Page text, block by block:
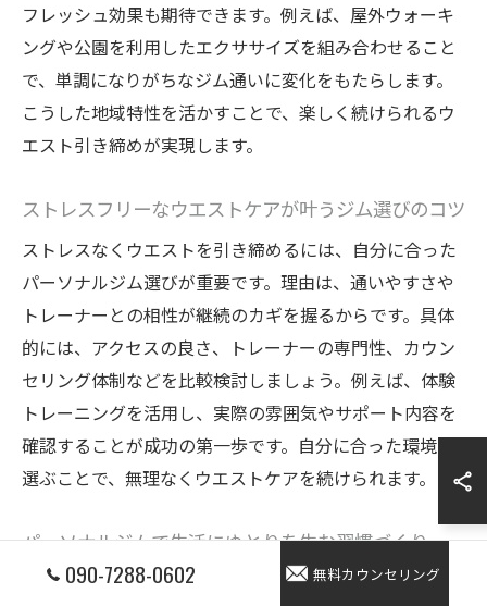
フレッシュ効果も期待できます。例えば、屋外ウォーキ
ングや公園を利用したエクササイズを組み合わせること
で、単調になりがちなジム通いに変化をもたらします。
こうした地域特性を活かすことで、楽しく続けられるウ
エスト引き締めが実現します。
ストレスフリーなウエストケアが叶うジム選びのコツ
ストレスなくウエストを引き締めるには、自分に合った
パーソナルジム選びが重要です。理由は、通いやすさや
トレーナーとの相性が継続のカギを握るからです。具体
的には、アクセスの良さ、トレーナーの専門性、カウン
セリング体制などを比較検討しましょう。例えば、体験
トレーニングを活用し、実際の雰囲気やサポート内容を
確認することが成功の第一歩です。自分に合った環境を
選ぶことで、無理なくウエストケアを続けられます。
パーソナルジムで生活にゆとりを生む習慣づくり
パーソナルジムは、効率的なトレーニングと生活習慣の
090-7288-0602 無料カウンセリング